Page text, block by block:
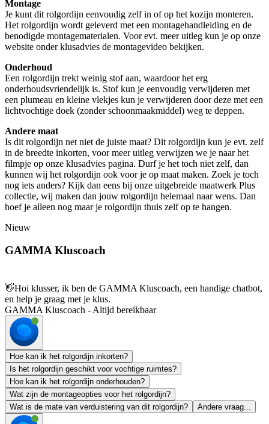
Montage
Je kunt dit rolgordijn eenvoudig zelf in of op het kozijn monteren.
Het rolgordijn wordt geleverd met een montagehandleiding en de
benodigde montagematerialen. Voor evt. meer uitleg kun je op onze
website onder klusadvies de montagevideo bekijken.
Onderhoud
Een rolgordijn trekt weinig stof aan, waardoor het erg
onderhoudsvriendelijk is. Stof kun je eenvoudig verwijderen met
een plumeau en kleine vlekjes kun je verwijderen door deze met een
lichtvochtige doek (zonder schoonmaakmiddel) weg te deppen.
Andere maat
Is dit rolgordijn net niet de juiste maat? Dit rolgordijn kun je evt. zelf
in de breedte inkorten, voor meer uitleg verwijzen we je naar het
filmpje op onze klusadvies pagina. Durf je het toch niet zelf, dan
kunnen wij het rolgordijn ook voor je op maat maken. Zoek je toch
nog iets anders? Kijk dan eens bij onze uitgebreide maatwerk Plus
collectie, wij maken dan jouw rolgordijn helemaal naar wens. Dan
hoef je alleen nog maar je rolgordijn thuis zelf op te hangen.
Nieuw
GAMMA Kluscoach
👋Hoi klusser, ik ben de GAMMA Kluscoach, een handige chatbot,
en help je graag met je klus.
GAMMA Kluscoach - Altijd bereikbaar
Hoe kan ik het rolgordijn inkorten?
Is het rolgordijn geschikt voor vochtige ruimtes?
Hoe kan ik het rolgordijn onderhouden?
Wat zijn de montageopties voor het rolgordijn?
Wat is de mate van verduistering van dit rolgordijn?
Andere vraag...